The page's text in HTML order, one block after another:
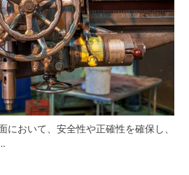
において、安全性や正確性を確保し、